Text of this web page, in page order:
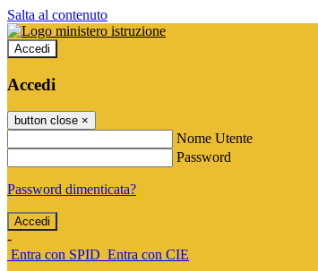
Salta al contenuto
Accedi
Accedi
button close ×
Nome Utente
Password
Password dimenticata?
-
Entra con SPID Entra con CIE